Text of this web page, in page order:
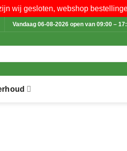
wij gesloten, webshop
Vandaag 06-08-2026 open van 09:00 –